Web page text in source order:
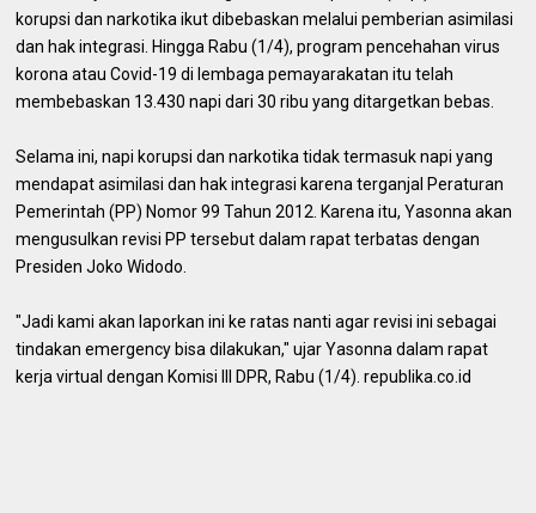
korupsi dan narkotika ikut dibebaskan melalui pemberian asimilasi
dan hak integrasi. Hingga Rabu (1/4), program pencehahan virus
korona atau Covid-19 di lembaga pemayarakatan itu telah
membebaskan 13.430 napi dari 30 ribu yang ditargetkan bebas.
Selama ini, napi korupsi dan narkotika tidak termasuk napi yang
mendapat asimilasi dan hak integrasi karena terganjal Peraturan
Pemerintah (PP) Nomor 99 Tahun 2012. Karena itu, Yasonna akan
mengusulkan revisi PP tersebut dalam rapat terbatas dengan
Presiden Joko Widodo.
"Jadi kami akan laporkan ini ke ratas nanti agar revisi ini sebagai
tindakan emergency bisa dilakukan," ujar Yasonna dalam rapat
kerja virtual dengan Komisi III DPR, Rabu (1/4). republika.co.id